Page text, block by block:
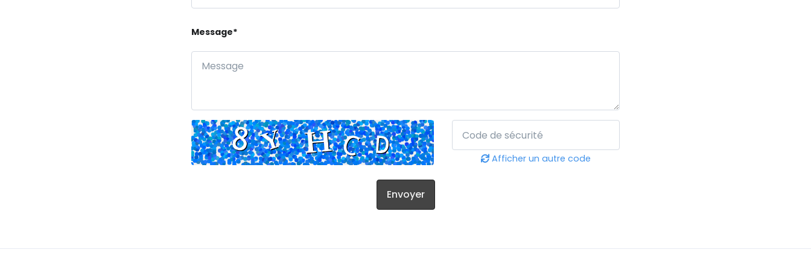
Message*
Afficher un autre code